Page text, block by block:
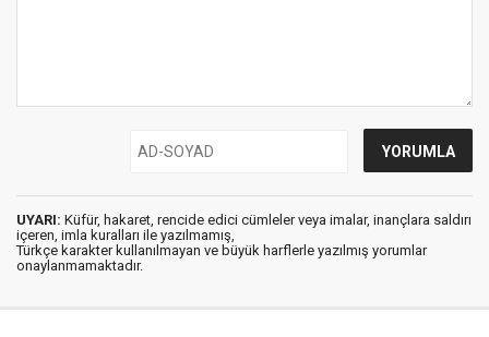
UYARI: Küfür, hakaret, rencide edici cümleler veya imalar, inançlara saldırı
içeren, imla kuralları ile yazılmamış,
Türkçe karakter kullanılmayan ve büyük harflerle yazılmış yorumlar
onaylanmamaktadır.